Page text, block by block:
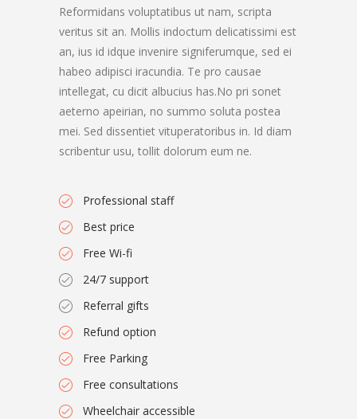
Reformidans voluptatibus ut nam, scripta
veritus sit an. Mollis indoctum delicatissimi est
an, ius id idque invenire signiferumque, sed ei
habeo adipisci iracundia. Te pro causae
intellegat, cu dicit albucius has.No pri sonet
aeterno apeirian, no summo soluta postea
mei. Sed dissentiet vituperatoribus in. Id diam
scribentur usu, tollit dolorum eum ne.
Professional staff
Best price
Free Wi-fi
24/7 support
Referral gifts
Refund option
Free Parking
Free consultations
Wheelchair accessible